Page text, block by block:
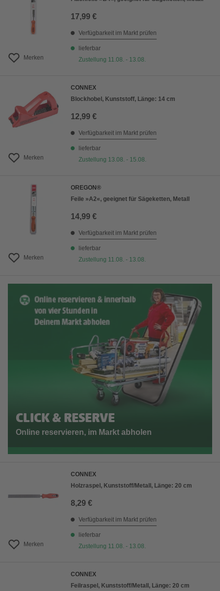
Merken
17,99 €
Verfügbarkeit im Markt prüfen
lieferbar
Zustellung 11.08. - 13.08.
Merken
CONNEX
Blockhobel, Kunststoff, Länge: 14 cm
12,99 €
Verfügbarkeit im Markt prüfen
lieferbar
Zustellung 13.08. - 15.08.
Merken
OREGON®
Feile »A2«, geeignet für Sägeketten, Metall
14,99 €
Verfügbarkeit im Markt prüfen
lieferbar
Zustellung 11.08. - 13.08.
CLICK & RESERVE
Online reservieren, im Markt abholen
Merken
CONNEX
Holzraspel, Kunststoff/Metall, Länge: 20 cm
8,29 €
Verfügbarkeit im Markt prüfen
lieferbar
Zustellung 11.08. - 13.08.
CONNEX
Feilraspel, Kunststoff/Metall, Länge: 20 cm